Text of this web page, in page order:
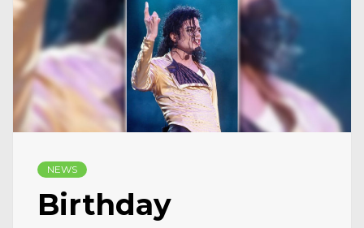
NEWS
Birthday